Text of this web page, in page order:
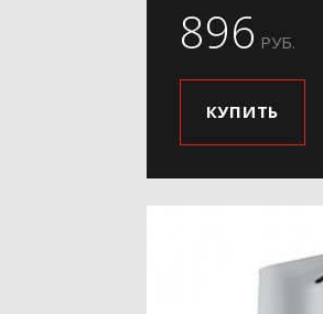
896 РУБ.
КУПИТЬ